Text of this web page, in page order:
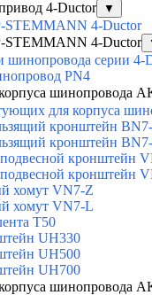
4-Ductor
▼
4-Ductor
4-Ductor
шинопровода серии 4-
PN4
шинопровода
для корпуса
кронштейн
кронштейн
кронштейн
кронштейн
хомут VN7-Z
хомут VN7-L
T50
UH330
UH500
UH700
шинопровода